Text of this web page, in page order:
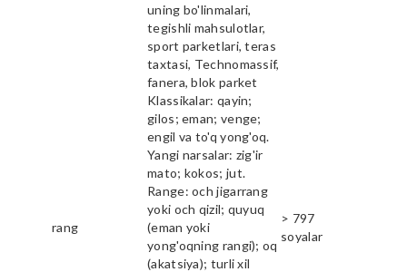
uning bo'linmalari,
tegishli mahsulotlar,
sport parketlari, teras
taxtasi, Technomassif,
fanera, blok parket
rang
Klassikalar: qayin;
gilos; eman; venge;
engil va to'q yong'oq.
Yangi narsalar: zig'ir
mato; kokos; jut.
Range: och jigarrang
yoki och qizil; quyuq
(eman yoki
yong'oqning rangi); oq
(akatsiya); turli xil
> 797
soyalar